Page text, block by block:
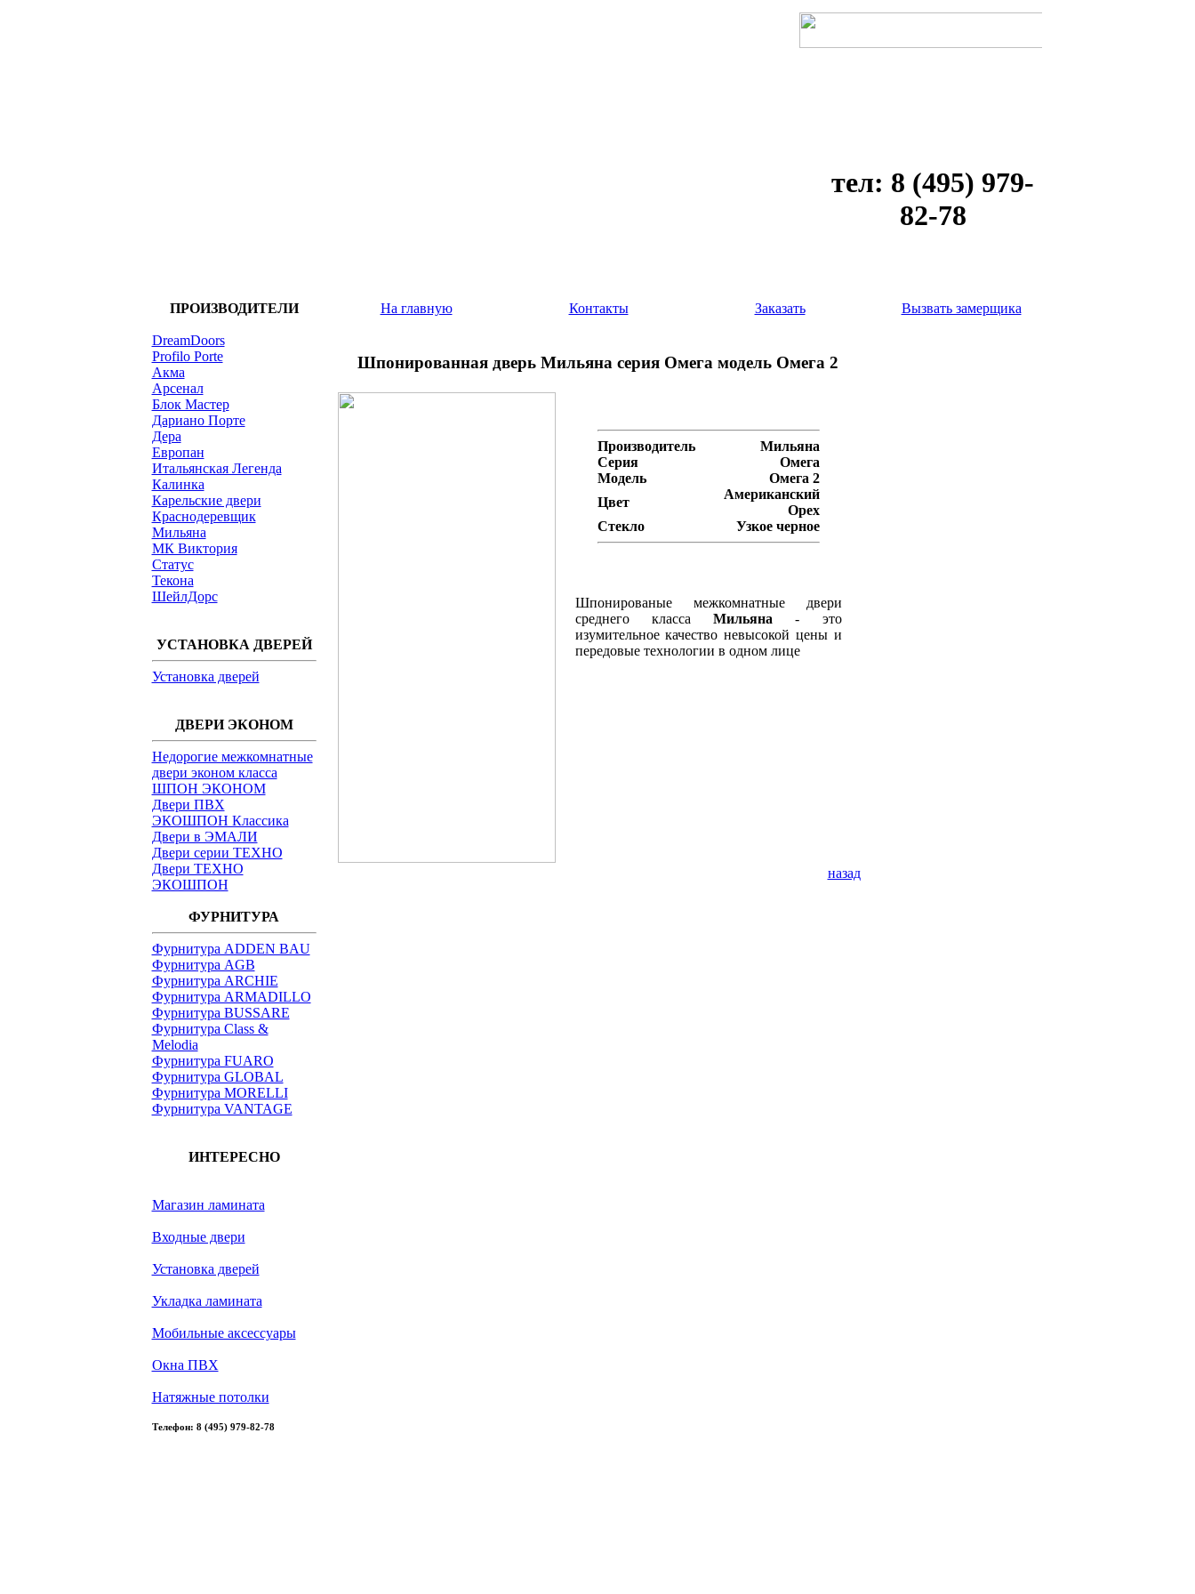
тел: 8 (495) 979-
82-78
ПРОИЗВОДИТЕЛИ
DreamDoors
Profilo Porte
Акма
Арсенал
Блок Мастер
Дариано Порте
Дера
Европан
Итальянская Легенда
Калинка
Карельские двери
Краснодеревщик
Мильяна
МК Виктория
Статус
Текона
ШейлДорс
УСТАНОВКА ДВЕРЕЙ
Установка дверей
ДВЕРИ ЭКОНОМ
Недорогие межкомнатные
двери эконом класса
ШПОН ЭКОНОМ
Двери ПВХ
ЭКОШПОН Классика
Двери в ЭМАЛИ
Двери серии ТЕХНО
Двери ТЕХНО
ЭКОШПОН
ФУРНИТУРА
Фурнитура ADDEN BAU
Фурнитура AGB
Фурнитура ARCHIE
Фурнитура ARMADILLO
Фурнитура BUSSARE
Фурнитура Class &
Melodia
Фурнитура FUARO
Фурнитура GLOBAL
Фурнитура MORELLI
Фурнитура VANTAGE
ИНТЕРЕСНО
Магазин ламината
Входные двери
Установка дверей
Укладка ламината
Мобильные аксессуары
Окна ПВХ
Натяжные потолки
Телефон: 8 (495) 979-82-78
На главную Контакты Заказать Вызвать замерщика
Шпонированная дверь Мильяна серия Омега модель Омега 2
Производитель
Мильяна
Серия
Омега
Модель
Омега 2
Цвет
Американский
Орех
Стекло
Узкое черное
Шпонированые межкомнатные двери
среднего класса Мильяна - это
изумительное качество невысокой цены и
передовые технологии в одном лице
назад